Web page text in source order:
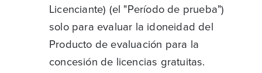
Licenciante) (el "Período de prueba")
solo para evaluar la idoneidad del
Producto de evaluación para la
concesión de licencias gratuitas.